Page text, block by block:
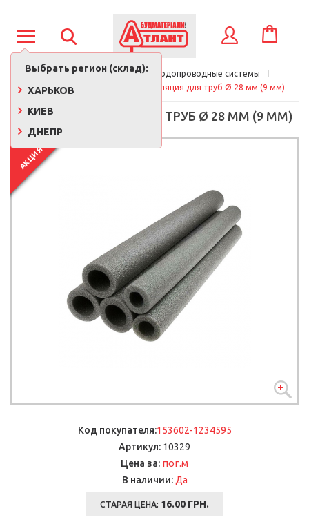
Выбрать регион (склад):
ХАРЬКОВ
КИЕВ
ДНЕПР
КОРЗИНА
Главная Сантехника
Водопроводные системы
Изоляция для труб
Теплоизоляция для труб Ø 28 мм (9 мм)
ТЕПЛОИЗОЛЯЦИЯ ДЛЯ ТРУБ Ø 28 ММ (9 ММ)
АКЦИЯ
Код покупателя:153602-1234595
Артикул: 10329
Цена за: пог.м
В наличии: Да
СТАРАЯ ЦЕНА: 16.00 ГРН.